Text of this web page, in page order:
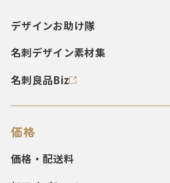
デザインお助け隊
名刺デザイン素材集
名刺良品Biz
価格
価格・配送料